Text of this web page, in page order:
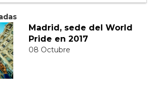
Madrid, sede del World
Pride en 2017
08 Octubre